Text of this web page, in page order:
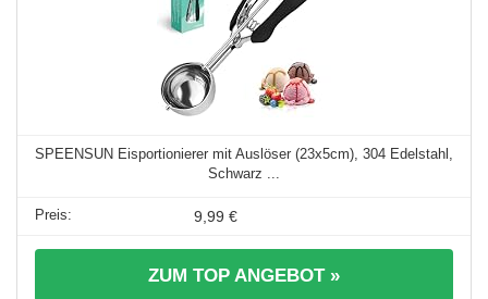
SPEENSUN Eisportionierer mit Auslöser (23x5cm), 304 Edelstahl,
Schwarz ...
9,99 €
ZUM TOP ANGEBOT »